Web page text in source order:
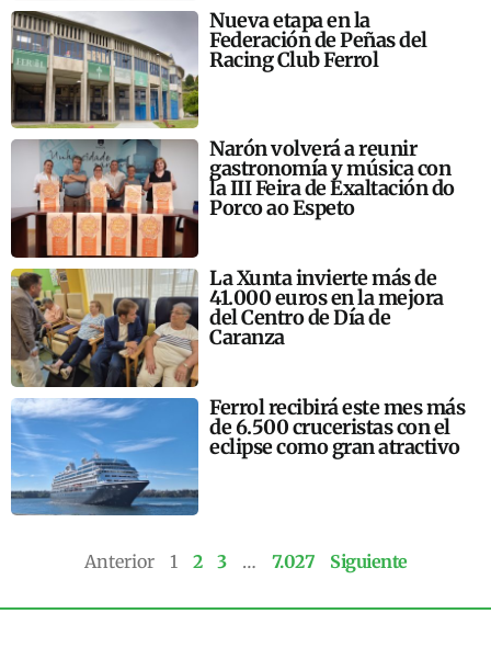
Nueva etapa en la
Federación de Peñas del
Racing Club Ferrol
Narón volverá a reunir
gastronomía y música con
la III Feira de Exaltación do
Porco ao Espeto
La Xunta invierte más de
41.000 euros en la mejora
del Centro de Día de
Caranza
Ferrol recibirá este mes más
de 6.500 cruceristas con el
eclipse como gran atractivo
Anterior 1 2 3 … 7.027 Siguiente